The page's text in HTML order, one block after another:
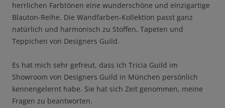
herrlichen Farbtönen eine wunderschöne und einzigartige
Blauton-Reihe. Die Wandfarben-Kollektion passt ganz
natürlich und harmonisch zu Stoffen, Tapeten und
Teppichen von Designers Guild.
Es hat mich sehr gefreut, dass ich Tricia Guild im
Showroom von Designers Guild in München persönlich
kennengelernt habe. Sie hat sich Zeit genommen, meine
Fragen zu beantworten.